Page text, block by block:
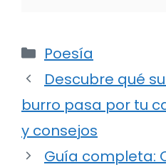
Categorías
Poesía
Descubre qué
burro pasa por tu
y consejos
Guía completa: